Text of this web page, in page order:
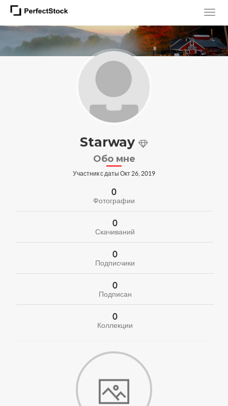
Starway
Обо мне
Участник с даты Окт 26, 2019
0
Фотографии
0
Скачиваний
0
Подписчики
0
Подписан
0
Коллекции